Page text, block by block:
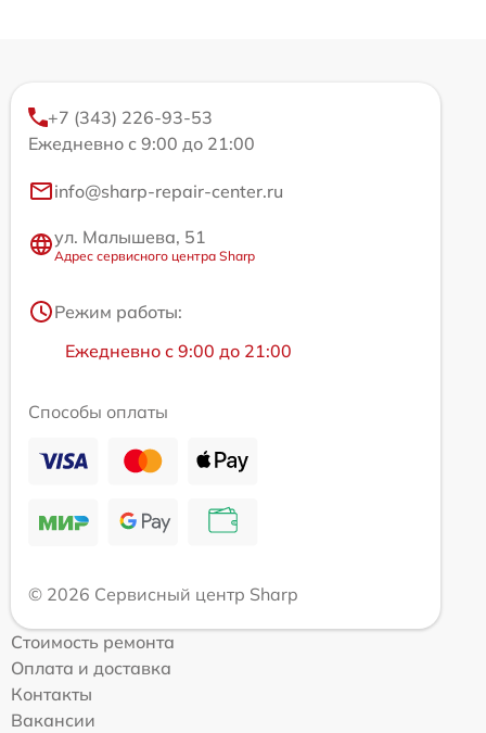
+7 (343) 226-93-53
Ежедневно с 9:00 до 21:00
info@sharp-repair-center.ru
ул. Малышева, 51
Адрес сервисного центра Sharp
Режим работы:
Ежедневно с 9:00 до 21:00
Способы оплаты
© 2026 Сервисный центр Sharp
Стоимость ремонта
Оплата и доставка
Контакты
Вакансии